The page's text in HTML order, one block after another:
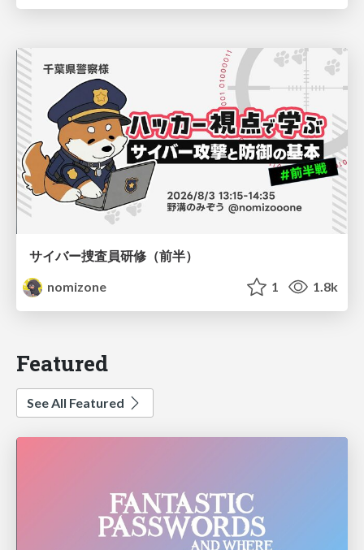
サイバー捜査員研修（前半）
nomizone
1 1.8k
Featured
See All Featured